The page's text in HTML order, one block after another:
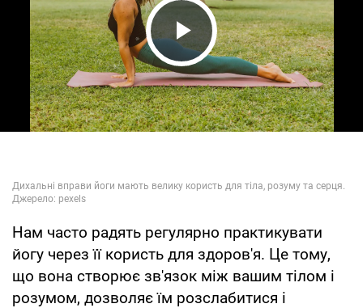
Play Video
Нам часто радять регулярно практикувати
йогу через її користь для здоров'я. Це тому,
що вона створює зв'язок між вашим тілом і
розумом, дозволяє їм розслабитися і